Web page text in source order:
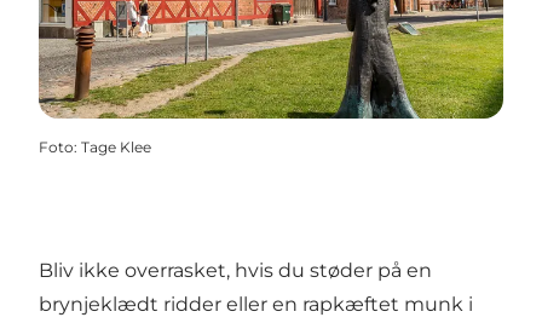
Foto: Tage Klee
Bliv ikke overrasket, hvis du støder på en
brynjeklædt ridder eller en rapkæftet munk i